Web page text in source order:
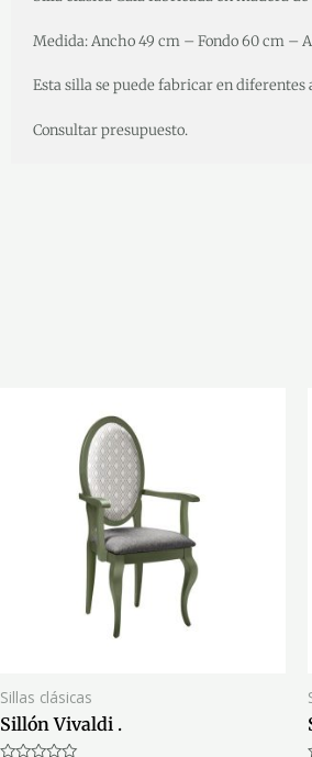
Medida: Ancho 49 cm – Fondo 60 cm –
Esta silla se puede fabricar en diferentes
Consultar presupuesto.
Sillas clásicas
Sillón Vivaldi .